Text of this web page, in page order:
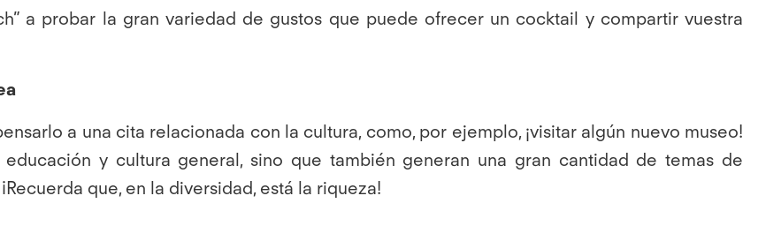
a probar la gran variedad de gustos que puede ofrecer un cocktail y compartir vuestra
a una cita relacionada con la cultura, como, por ejemplo, ¡visitar algún nuevo museo!
y cultura general, sino que también generan una gran cantidad de temas de
que, en la diversidad, está la riqueza!